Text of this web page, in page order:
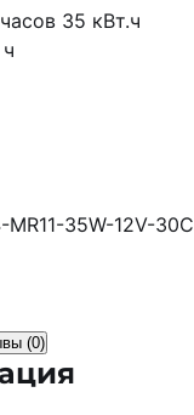
35 кВт.ч
MR11-35W-12V-
(0)